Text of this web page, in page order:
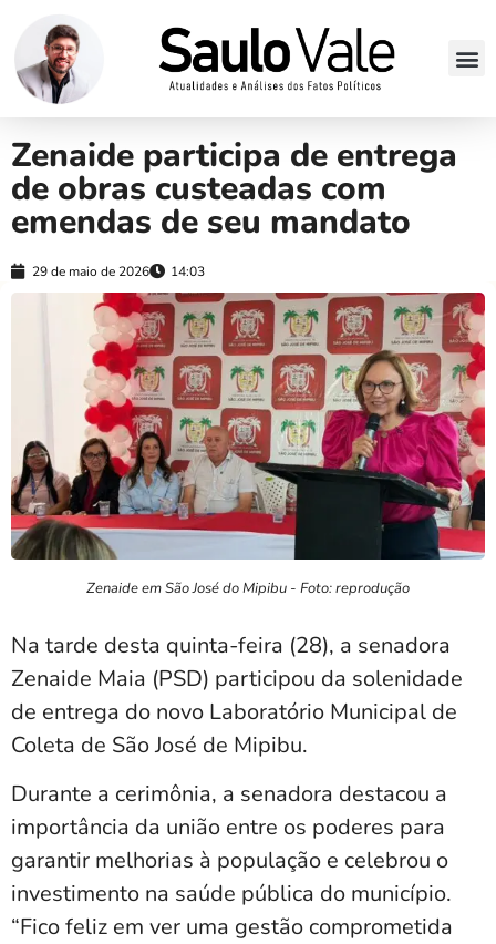
Zenaide participa de entrega
de obras custeadas com
emendas de seu mandato
29 de maio de 2026 14:03
Zenaide em São José do Mipibu - Foto: reprodução
Na tarde desta quinta-feira (28), a senadora
Zenaide Maia (PSD) participou da solenidade
de entrega do novo Laboratório Municipal de
Coleta de São José de Mipibu.
Durante a cerimônia, a senadora destacou a
importância da união entre os poderes para
garantir melhorias à população e celebrou o
investimento na saúde pública do município.
“Fico feliz em ver uma gestão comprometida